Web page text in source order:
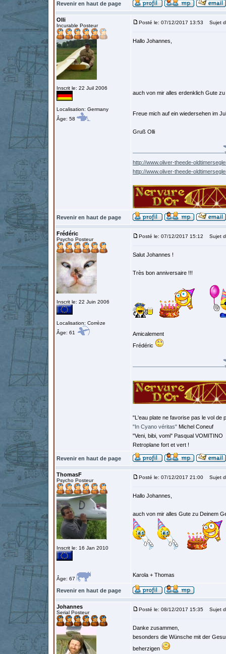
Revenir en haut de page
Olli
Incurable Posteur
Inscrit le: 22 Juil 2006
Localisation: Germany
Âge: 58
Posté le: 07/12/2017 13:53 Sujet
Hallo Johannes,
auch von mir alles erdenklich Gute
Freue mich auf ein wiedersehen im
Gruß Olli
http://www.oliver-theede-
http://www.oliver-theede-
Revenir en haut de page
Frédéric
Psycho Posteur
Inscrit le: 22 Juin 2006
Localisation: Corrèze
Âge: 61
Posté le: 07/12/2017 15:12 Sujet
Salut Johannes !
Très bon anniversaire !!!
Amicalement
Frédéric
"L'eau plate ne favorise pas le vol de
"In Cyano véritas" Michel Coneuf
"Veni, bibi, vomi" Pasqual VOMITINO
Retroplane fort et vert !
Revenir en haut de page
ThomasF
Psycho Posteur
Inscrit le: 16 Jan 2010
Âge: 67
Posté le: 07/12/2017 21:00 Sujet
Hallo Johannes,
auch von mir alles Gute zu Deinem
Karola + Thomas
Revenir en haut de page
Johannes
Serial Posteur
Posté le: 08/12/2017 15:35 Sujet
Danke zusammen,
besonders die Wünsche mit der
beherzigen